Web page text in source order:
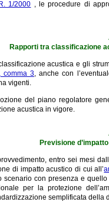
1/2000 , le procedure di
Rapporti tra classificazione
acustica e gli
comma 3, anche con
vigenti.
del piano regolatore
acustica in vigore.
Previsione
entro sei mesi
di impatto acustico di cui all’
scenario con presenza e
per la protezione
semplificata della